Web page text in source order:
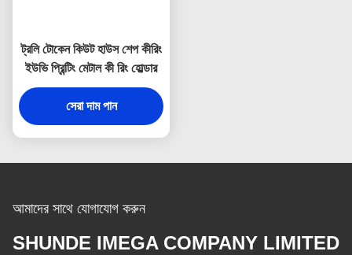
ট্রলি টোকেন কিউট হাউস শেপ কীরিং
ইউভি প্রিন্টিং মেটাল কী রিং হোল্ডার
সেরা দাম পান
আমাদের সাথে যোগাযোগ করুন
SHUNDE IMEGA COMPANY LIMITED